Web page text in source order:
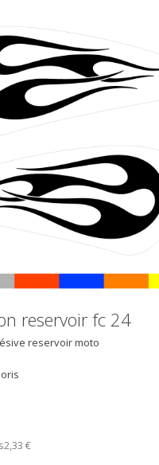
reservoir fc 24
reservoir moto
2,33 €